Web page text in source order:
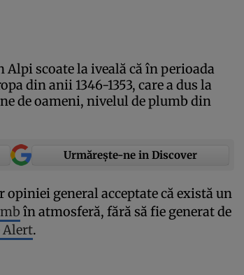
scoate la iveală că în perioada
din anii 1346-1353, care a dus la
de oameni, nivelul de plumb din
Urmărește-ne in Discover
opiniei general acceptate că există un
în atmosferă, fără să fie generat de
Alert.